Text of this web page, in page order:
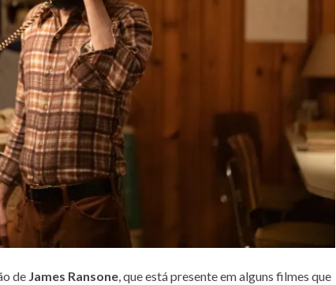
de James Ransone, que está presente em alguns filmes que